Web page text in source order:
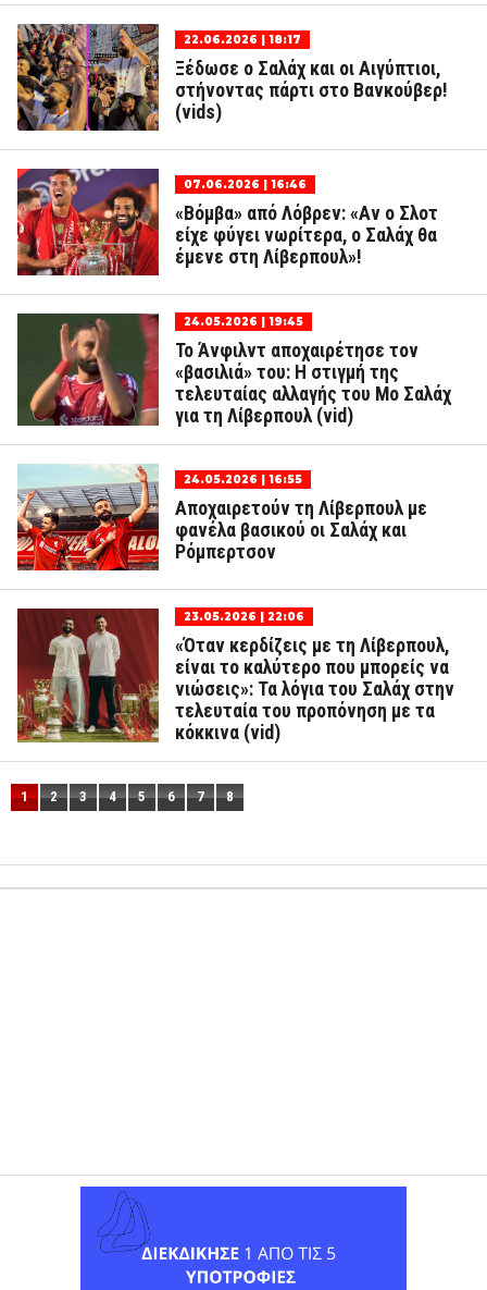
22.06.2026 | 18:17
Ξέδωσε ο Σαλάχ και οι Αιγύπτιοι,
στήνοντας πάρτι στο Βανκούβερ!
(vids)
07.06.2026 | 16:46
«Βόμβα» από Λόβρεν: «Αν ο Σλοτ
είχε φύγει νωρίτερα, ο Σαλάχ θα
έμενε στη Λίβερπουλ»!
24.05.2026 | 19:45
Το Άνφιλντ αποχαιρέτησε τον
«βασιλιά» του: Η στιγμή της
τελευταίας αλλαγής του Μο Σαλάχ
για τη Λίβερπουλ (vid)
24.05.2026 | 16:55
Αποχαιρετούν τη Λίβερπουλ με
φανέλα βασικού οι Σαλάχ και
Ρόμπερτσον
23.05.2026 | 22:06
«Όταν κερδίζεις με τη Λίβερπουλ,
είναι το καλύτερο που μπορείς να
νιώσεις»: Τα λόγια του Σαλάχ στην
τελευταία του προπόνηση με τα
κόκκινα (vid)
1 2 3 4 5 6 7 8